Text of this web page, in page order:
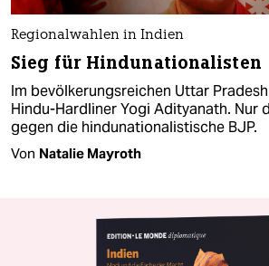
Regionalwahlen in Indien
Sieg für Hindunationalisten
Im bevölkerungsreichen Uttar
Hindu-Hardliner Yogi Adityanath. Nur
gegen die hindunationalistische BJP.
Von Natalie Mayroth